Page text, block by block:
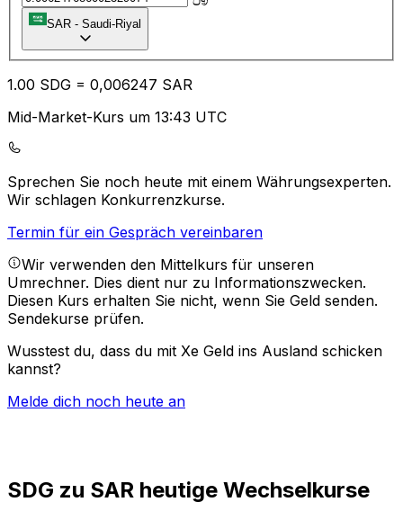
SAR - Saudi-Riyal
1.00 SDG = 0,006247 SAR
Mid-Market-Kurs um 13:43 UTC
Sprechen Sie noch heute mit einem Währungsexperten.
Wir schlagen Konkurrenzkurse.
Termin für ein Gespräch vereinbaren
Wir verwenden den Mittelkurs für unseren
Umrechner. Dies dient nur zu Informationszwecken.
Diesen Kurs erhalten Sie nicht, wenn Sie Geld senden.
Sendekurse prüfen.
Wusstest du, dass du mit Xe Geld ins Ausland schicken
kannst?
Melde dich noch heute an
SDG zu SAR heutige Wechselkurse